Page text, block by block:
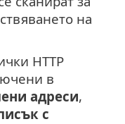
на
HTTP
в
адреси,
с